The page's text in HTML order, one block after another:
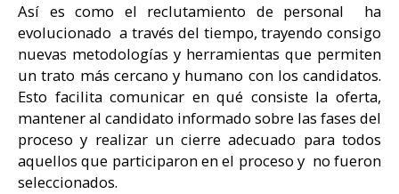
Así es como el reclutamiento de personal ha
evolucionado a través del tiempo, trayendo consigo
nuevas metodologías y herramientas que permiten
un trato más cercano y humano con los candidatos.
Esto facilita comunicar en qué consiste la oferta,
mantener al candidato informado sobre las fases del
proceso y realizar un cierre adecuado para todos
aquellos que participaron en el proceso y no fueron
seleccionados.